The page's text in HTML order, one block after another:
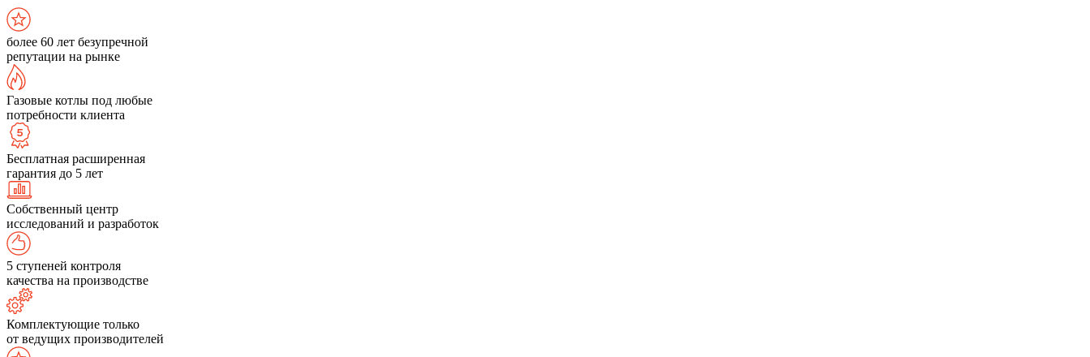
более 60 лет безупречной
репутации на рынке
Газовые котлы под любые
потребности клиента
Бесплатная расширенная
гарантия до 5 лет
Собственный центр
исследований и разработок
5 ступеней контроля
качества на производстве
Комплектующие только
от ведущих производителей